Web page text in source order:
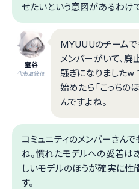
せたいという意図があるわけで
室谷
代表取締役
MYUUUのチーム
メンバーがいて、廃
騒ぎになりました
始めたら「こっちの
んですよね。
コミュニティのメンバーさん
ね。慣れたモデルへの愛着は
しいモデルのほうが確実に性
す。